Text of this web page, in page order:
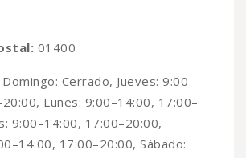
01400
Domingo: Cerrado, Jueves: 9:00–
Lunes: 9:00–14:00, 17:00–
9:00–14:00, 17:00–20:00,
17:00–20:00, Sábado: